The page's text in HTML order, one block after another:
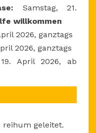
Samstag, 21.
willkommen
2026, ganztags
2026, ganztags
April 2026, ab
reihum geleitet.